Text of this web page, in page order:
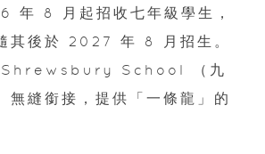
年 8 月起招收七年級學生，
其後於 2027 年 8 月招生。
Shrewsbury School （九
無縫銜接，提供「一條龍」的